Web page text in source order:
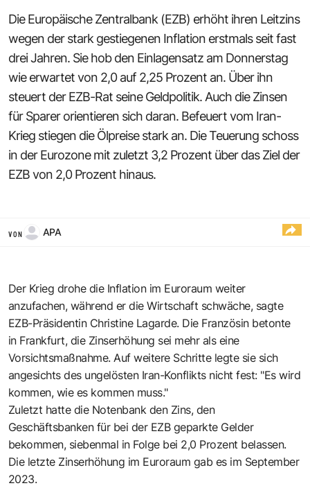
Die Europäische Zentralbank (EZB) erhöht ihren Leitzins
wegen der stark gestiegenen Inflation erstmals seit fast
drei Jahren. Sie hob den Einlagensatz am Donnerstag
wie erwartet von 2,0 auf 2,25 Prozent an. Über ihn
steuert der EZB-Rat seine Geldpolitik. Auch die Zinsen
für Sparer orientieren sich daran. Befeuert vom Iran-
Krieg stiegen die Ölpreise stark an. Die Teuerung schoss
in der Eurozone mit zuletzt 3,2 Prozent über das Ziel der
EZB von 2,0 Prozent hinaus.
VON APA
Der Krieg drohe die Inflation im Euroraum weiter
anzufachen, während er die Wirtschaft schwäche, sagte
EZB-Präsidentin Christine Lagarde. Die Französin betonte
in Frankfurt, die Zinserhöhung sei mehr als eine
Vorsichtsmaßnahme. Auf weitere Schritte legte sie sich
angesichts des ungelösten Iran-Konflikts nicht fest: "Es wird
kommen, wie es kommen muss."
Zuletzt hatte die Notenbank den Zins, den
Geschäftsbanken für bei der EZB geparkte Gelder
bekommen, siebenmal in Folge bei 2,0 Prozent belassen.
Die letzte Zinserhöhung im Euroraum gab es im September
2023.